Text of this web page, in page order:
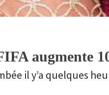
augmente
il y’a quelques